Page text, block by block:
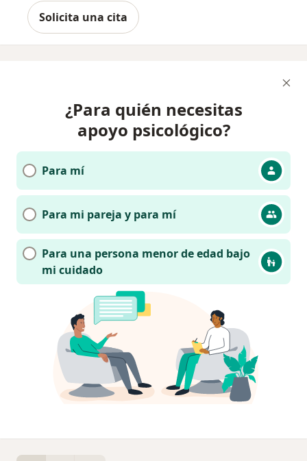
Solicita una cita
¿Para quién necesitas
apoyo psicológico?
Para mí
Para mi pareja y para mí
Para una persona menor de edad bajo
mi cuidado